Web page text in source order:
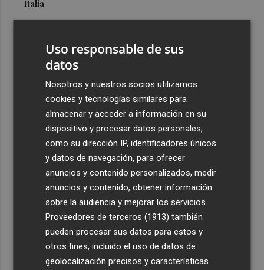
Italia
Una gran cadena humana de cariño y reivindicación se
Uso responsable de sus
datos
Nosotros y nuestros socios utilizamos
cookies y tecnologías similares para
almacenar y acceder a información en su
dispositivo y procesar datos personales,
como su dirección IP, identificadores únicos
y datos de navegación, para ofrecer
anuncios y contenido personalizados, medir
anuncios y contenido, obtener información
sobre la audiencia y mejorar los servicios.
Proveedores de terceros (1913) también
pueden procesar sus datos para estos y
otros fines, incluido el uso de datos de
geolocalización precisos y características